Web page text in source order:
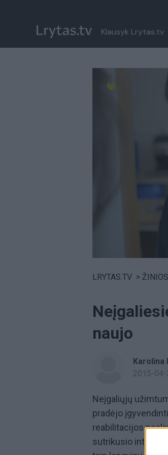
Klausyk Lrytas.tv
LRYTAS.TV > ŽINIOS
naujo
Karolina
2015-04-
Neįgaliųjų
pradėjo
reabilitacijos
sutrikusio